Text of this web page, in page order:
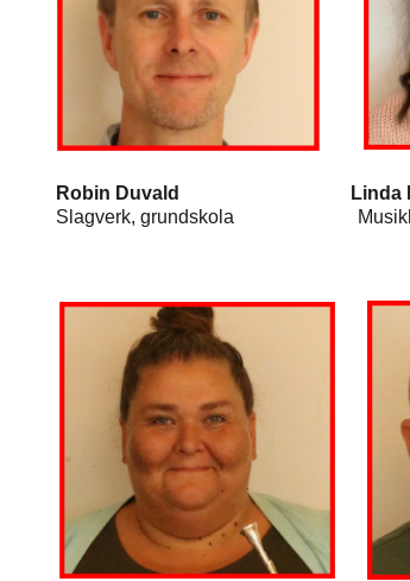
Robin Duvald Linda
Slagverk, grundskola